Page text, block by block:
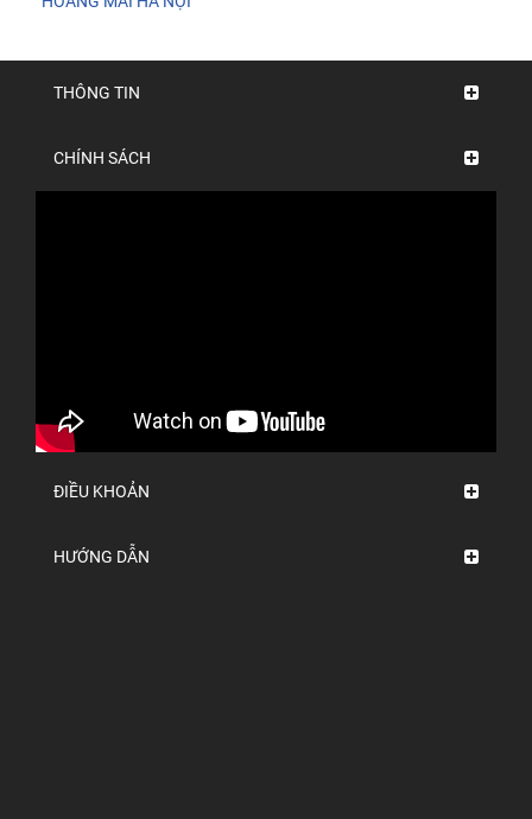
THÔNG TIN
CHÍNH SÁCH
ĐIỀU KHOẢN
HƯỚNG DẪN